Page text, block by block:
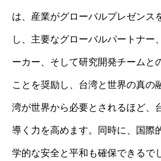
は、産業がグローバルプレゼンス
し、主要なグローバルパートナー
ーカー、そして研究開発チームと
ことを奨励し、台湾と世界の真の
湾が世界から必要とされるほど、
導く力を高めます。同時に、国際
学的な安全と平和も確保できるで